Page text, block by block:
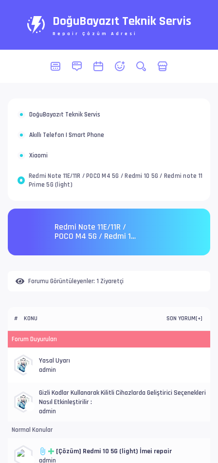
DoğuBayazıt Teknik Servis
Repair Çözüm Adresi
DoğuBayazıt Teknik Servis
Akıllı Telefon | Smart Phone
Xiaomi
Redmi Note 11E/11R / POCO M4 5G / Redmi 10 5G / Redmi note 11
Prime 5G (light)
Redmi Note 11E/11R /
POCO M4 5G / Redmi 10
Prime 5G (light)
Forumu Görüntüleyenler: 1 Ziyaretçi
# KONU SON YORUM[+]
Forum Duyuruları
Yasal Uyarı
admin
Gizli Kodlar Kullanarak Kilitli Cihazlarda Geliştirici Seçenekleri
Nasıl Etkinleştirilir :
admin
Normal Konular
[Çözüm] Redmi 10 5G (light) İmei repair
admin